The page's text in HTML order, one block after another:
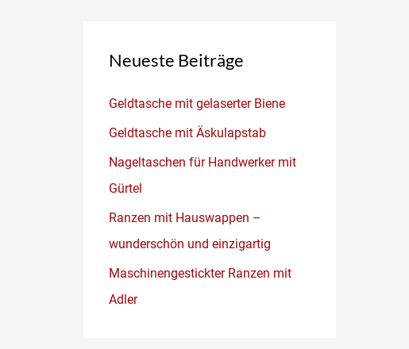
Neueste Beiträge
Geldtasche mit gelaserter Biene
Geldtasche mit Äskulapstab
Nageltaschen für Handwerker mit
Gürtel
Ranzen mit Hauswappen –
wunderschön und einzigartig
Maschinengestickter Ranzen mit
Adler